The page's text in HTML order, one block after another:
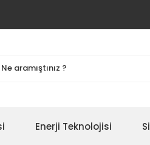
Enerji Teknolojisi